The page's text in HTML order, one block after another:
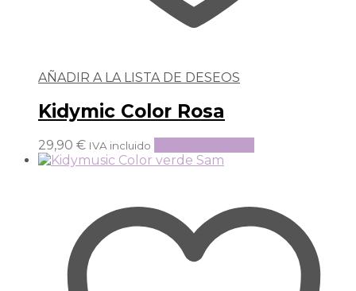
AÑADIR A LA LISTA DE DESEOS
Kidymic Color Rosa
29,90 € IVA incluido